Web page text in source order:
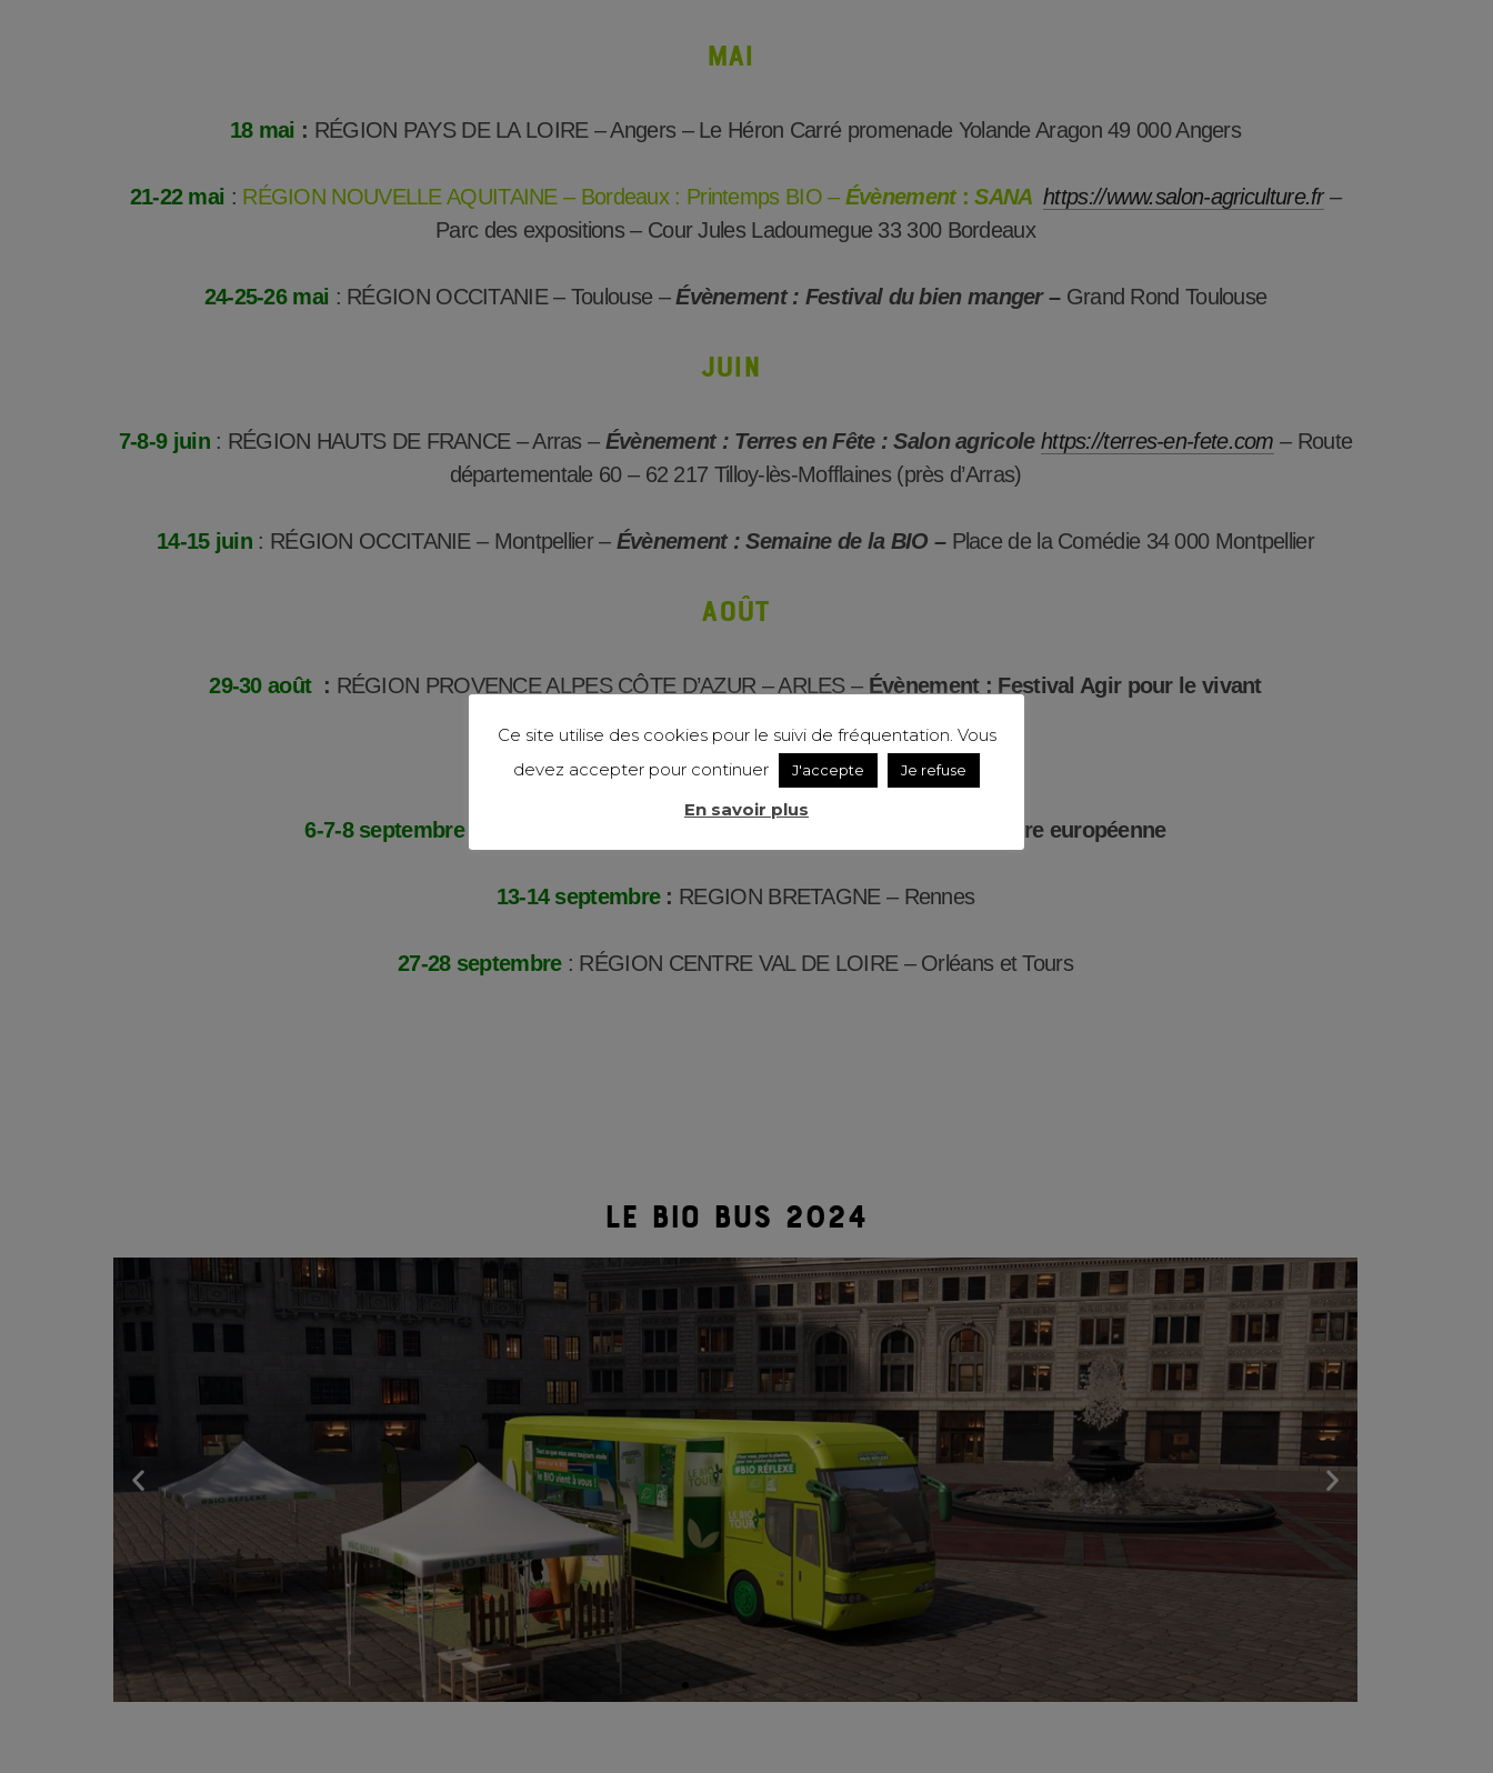
MAI
18 mai : RÉGION PAYS DE LA LOIRE – Angers – Le Héron Carré promenade Yolande Aragon 49 000 Angers
21-22 mai : RÉGION NOUVELLE AQUITAINE – Bordeaux : Printemps BIO – Évènement :SANA https://www.salon-agriculture.fr–
Parc des expositions – Cour Jules Ladoumegue 33 300 Bordeaux
24-25-26 mai : RÉGION OCCITANIE – Toulouse – Évènement : Festival du bien manger – Grand Rond Toulouse
JUIN
7-8-9 juin : RÉGION HAUTS DE FRANCE – Arras – Évènement : Terres en Fête : Salon agricole https://terres-en-fete.com – Route
départementale 60 – 62 217 Tilloy-lès-Mofflaines (près d’Arras)
14-15 juin : RÉGION OCCITANIE – Montpellier – Évènement : Semaine de la BIO – Place de la Comédie 34 000 Montpellier
Août
29-30 août : RÉGION PROVENCE ALPES CÔTE D’AZUR – ARLES – Évènement : Festival Agir pour le vivant
SEPTEMBRE
6-7-8 septembre Évènement : la Foire européenne
13-14 septembre: REGION BRETAGNE – Rennes
27-28 septembre: RÉGION CENTRE VAL DE LOIRE – Orléans et Tours
le bio bus 2024
Ce site utilise des cookies pour le suivi de fréquentation. Vous
devez accepter pour continuer
J'accepte Je refuse
En savoir plus